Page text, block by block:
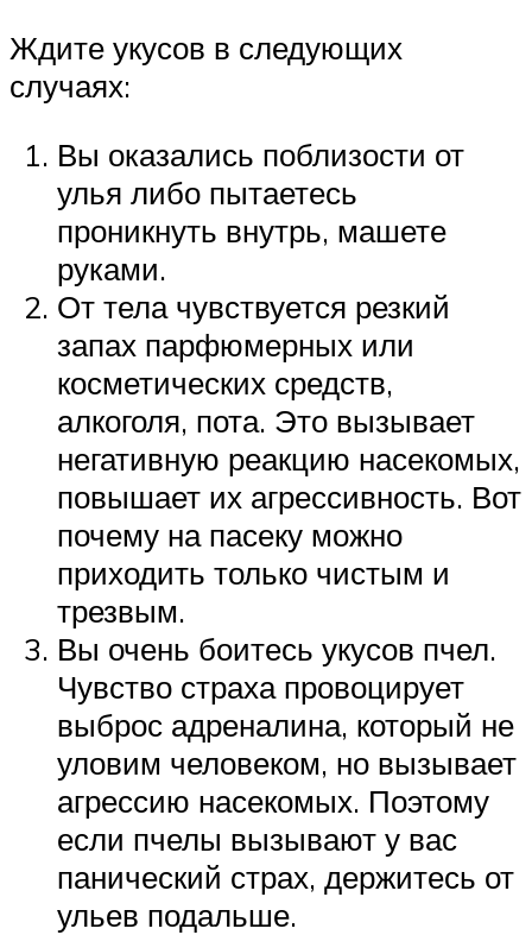
Ждите укусов в следующих
случаях:
Вы оказались поблизости от
улья либо пытаетесь
проникнуть внутрь, машете
руками.
От тела чувствуется резкий
запах парфюмерных или
косметических средств,
алкоголя, пота. Это вызывает
негативную реакцию насекомых,
повышает их агрессивность. Вот
почему на пасеку можно
приходить только чистым и
трезвым.
Вы очень боитесь укусов пчел.
Чувство страха провоцирует
выброс адреналина, который не
уловим человеком, но вызывает
агрессию насекомых. Поэтому
если пчелы вызывают у вас
панический страх, держитесь от
ульев подальше.